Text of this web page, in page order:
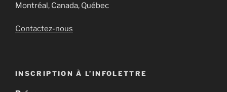
Montréal, Canada, Québec
Contactez-nous
INSCRIPTION À L’INFOLETTRE